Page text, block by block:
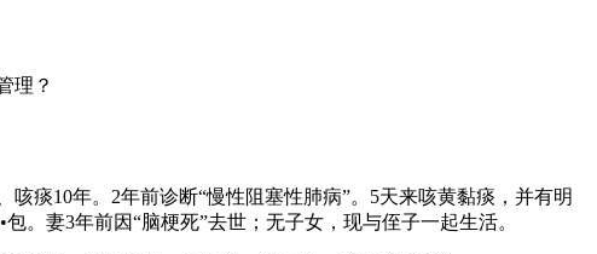
理？
痰10年。2年前诊断“慢性阻塞性肺病”。5天来咳黄黏痰，并有明
。妻3年前因“脑梗死”去世；无子女，现与侄子一起生活。